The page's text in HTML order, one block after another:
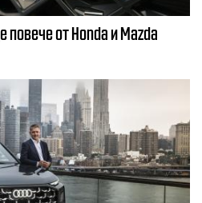
от Honda и Mazda